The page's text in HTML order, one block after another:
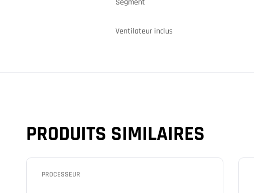
Segment
Ventilateur inclus
PRODUITS SIMILAIRES
PROCESSEUR